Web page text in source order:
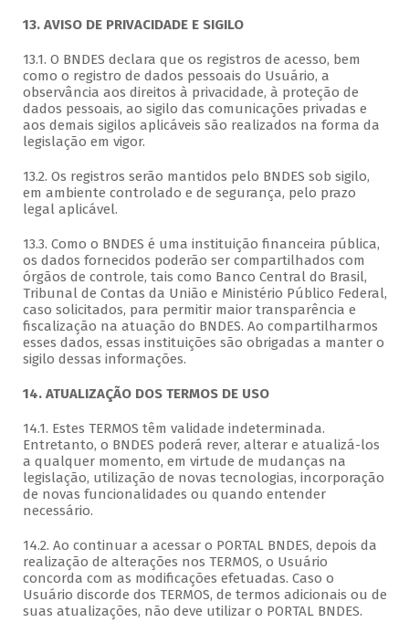
13. AVISO DE PRIVACIDADE E SIGILO
13.1. O BNDES declara que os registros de acesso, bem
como o registro de dados pessoais do Usuário, a
observância aos direitos à privacidade, à proteção de
dados pessoais, ao sigilo das comunicações privadas e
aos demais sigilos aplicáveis são realizados na forma da
legislação em vigor.
13.2. Os registros serão mantidos pelo BNDES sob sigilo,
em ambiente controlado e de segurança, pelo prazo
legal aplicável.
13.3. Como o BNDES é uma instituição financeira pública,
os dados fornecidos poderão ser compartilhados com
órgãos de controle, tais como Banco Central do Brasil,
Tribunal de Contas da União e Ministério Público Federal,
caso solicitados, para permitir maior transparência e
fiscalização na atuação do BNDES. Ao compartilharmos
esses dados, essas instituições são obrigadas a manter o
sigilo dessas informações.
14. ATUALIZAÇÃO DOS TERMOS DE USO
14.1. Estes TERMOS têm validade indeterminada.
Entretanto, o BNDES poderá rever, alterar e atualizá-los
a qualquer momento, em virtude de mudanças na
legislação, utilização de novas tecnologias, incorporação
de novas funcionalidades ou quando entender
necessário.
14.2. Ao continuar a acessar o PORTAL BNDES, depois da
realização de alterações nos TERMOS, o Usuário
concorda com as modificações efetuadas. Caso o
Usuário discorde dos TERMOS, de termos adicionais ou de
suas atualizações, não deve utilizar o PORTAL BNDES.